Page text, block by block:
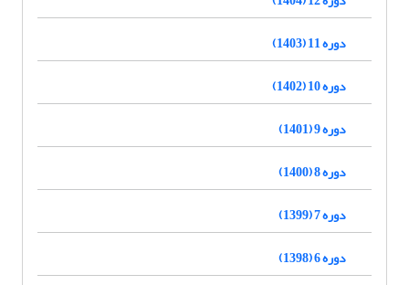
دوره 11 (1403)
دوره 10 (1402)
دوره 9 (1401)
دوره 8 (1400)
دوره 7 (1399)
دوره 6 (1398)